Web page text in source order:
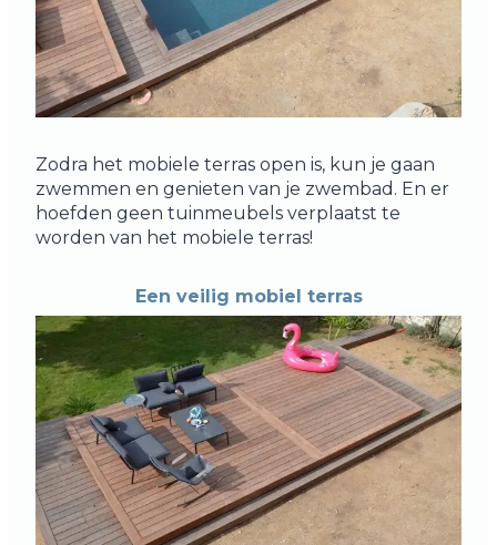
Zodra het mobiele terras open is, kun je gaan
zwemmen en genieten van je zwembad. En er
hoefden geen tuinmeubels verplaatst te
worden van het mobiele terras!
Een veilig mobiel terras